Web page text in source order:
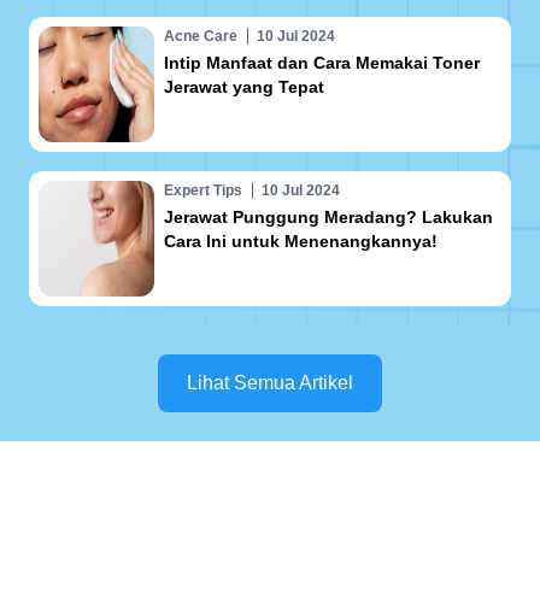
Acne Care 10 Jul 2024
Intip Manfaat dan Cara Memakai Toner
Jerawat yang Tepat
Expert Tips 10 Jul 2024
Jerawat Punggung Meradang? Lakukan
Cara Ini untuk Menenangkannya!
Lihat Semua Artikel